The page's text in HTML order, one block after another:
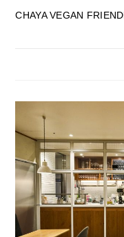
CHAYA VEGAN